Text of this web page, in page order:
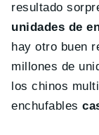
resultado
unidades de
hay otro buen
millones de
los chinos
enchufables